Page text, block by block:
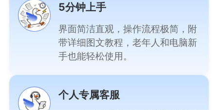
5分钟上手
界面简洁直观，操作流程极简，附
带详细图文教程，老年人和电脑新
手也能轻松使用。
个人专属客服